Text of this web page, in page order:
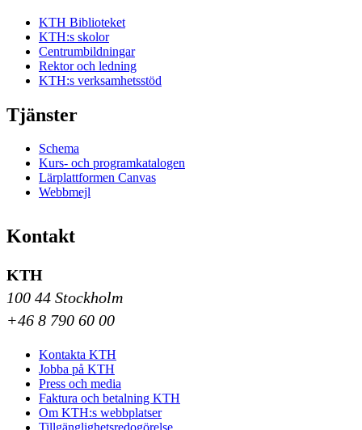
KTH Biblioteket
KTH:s skolor
Centrumbildningar
Rektor och ledning
KTH:s verksamhetsstöd
Tjänster
Schema
Kurs- och programkatalogen
Lärplattformen Canvas
Webbmejl
Kontakt
KTH
100 44 Stockholm
+46 8 790 60 00
Kontakta KTH
Jobba på KTH
Press och media
Faktura och betalning KTH
Om KTH:s webbplatser